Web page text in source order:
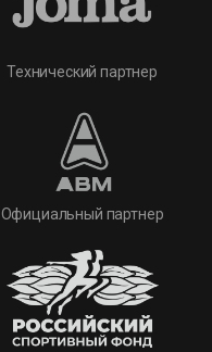
Технический партнер
Официальный партнер